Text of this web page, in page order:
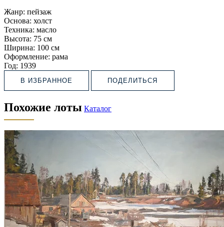
Жанр: пейзаж
Основа: холст
Техника: масло
Высота: 75 см
Ширина: 100 см
Оформление: рама
Год: 1939
В ИЗБРАННОЕ ПОДЕЛИТЬСЯ
Похожие лоты Каталог